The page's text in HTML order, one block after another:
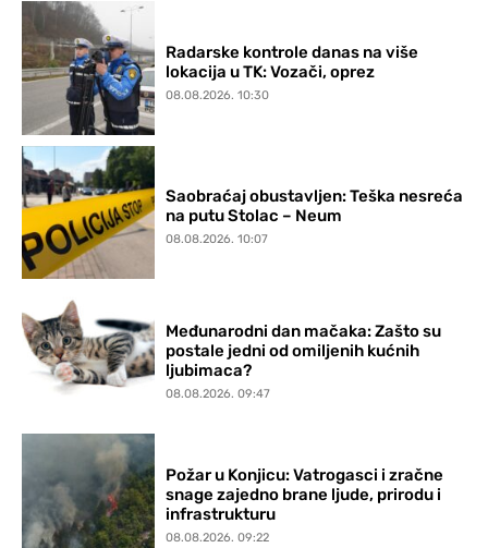
Radarske kontrole danas na više
lokacija u TK: Vozači, oprez
08.08.2026. 10:30
Saobraćaj obustavljen: Teška nesreća
na putu Stolac – Neum
08.08.2026. 10:07
Međunarodni dan mačaka: Zašto su
postale jedni od omiljenih kućnih
ljubimaca?
08.08.2026. 09:47
Požar u Konjicu: Vatrogasci i zračne
snage zajedno brane ljude, prirodu i
infrastrukturu
08.08.2026. 09:22